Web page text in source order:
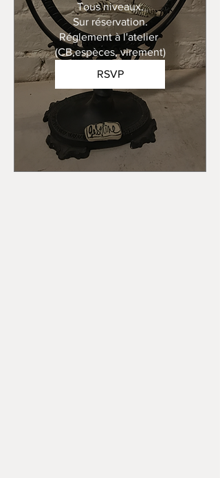
Tous niveaux.
Sur réservation.
Réglement à l'atelier
(CB,espèces, virement)
RSVP